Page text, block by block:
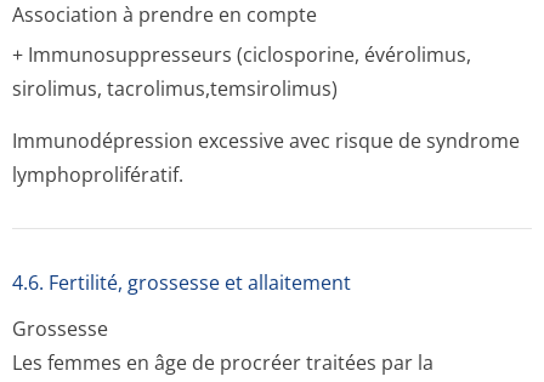
Association à prendre en compte
+ Immunosuppresseurs (ciclosporine, évérolimus,
sirolimus, tacrolimus,tem­sirolimus)
Immunodépression excessive avec risque de syndrome
lymphoprolifératif.
4.6. Fertilité, grossesse et allaitement
Grossesse
Les femmes en âge de procréer traitées par la